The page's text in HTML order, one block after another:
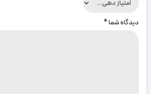
دیدگاه شما*